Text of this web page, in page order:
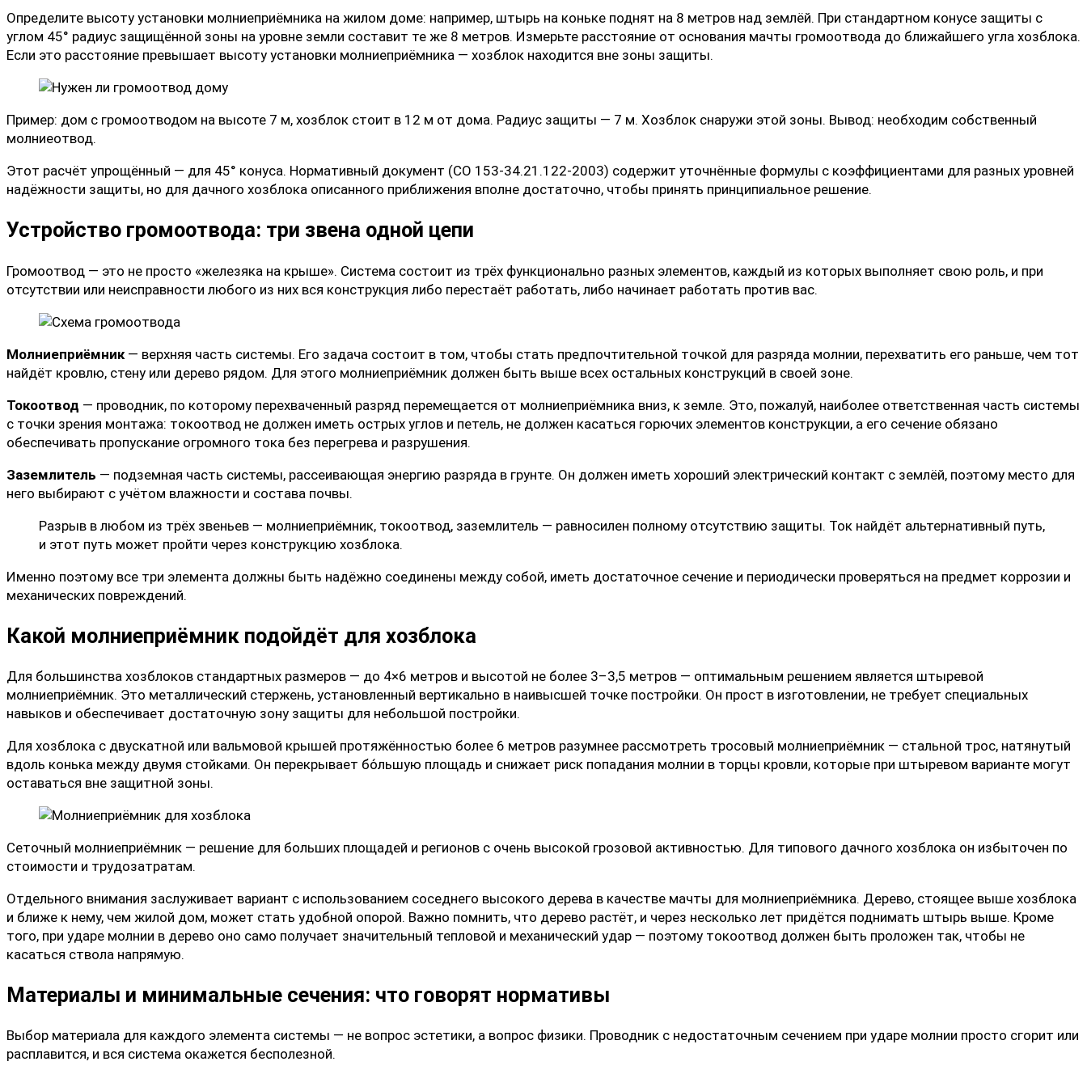
Определите высоту установки молниеприёмника на жилом доме: например, штырь на коньке поднят на 8 метров над землёй. При стандартном конусе защиты с
углом 45° радиус защищённой зоны на уровне земли составит те же 8 метров. Измерьте расстояние от основания мачты громоотвода до ближайшего угла хозблока.
Если это расстояние превышает высоту установки молниеприёмника — хозблок находится вне зоны защиты.
Пример: дом с громоотводом на высоте 7 м, хозблок стоит в 12 м от дома. Радиус защиты — 7 м. Хозблок снаружи этой зоны. Вывод: необходим собственный
молниеотвод.
Этот расчёт упрощённый — для 45° конуса. Нормативный документ (СО 153-34.21.122-2003) содержит уточнённые формулы с коэффициентами для разных уровней
надёжности защиты, но для дачного хозблока описанного приближения вполне достаточно, чтобы принять принципиальное решение.
Устройство громоотвода: три звена одной цепи
Громоотвод — это не просто «железяка на крыше». Система состоит из трёх функционально разных элементов, каждый из которых выполняет свою роль, и при
отсутствии или неисправности любого из них вся конструкция либо перестаёт работать, либо начинает работать против вас.
Молниеприёмник — верхняя часть системы. Его задача состоит в том, чтобы стать предпочтительной точкой для разряда молнии, перехватить его раньше, чем тот
найдёт кровлю, стену или дерево рядом. Для этого молниеприёмник должен быть выше всех остальных конструкций в своей зоне.
Токоотвод — проводник, по которому перехваченный разряд перемещается от молниеприёмника вниз, к земле. Это, пожалуй, наиболее ответственная часть системы
с точки зрения монтажа: токоотвод не должен иметь острых углов и петель, не должен касаться горючих элементов конструкции, а его сечение обязано
обеспечивать пропускание огромного тока без перегрева и разрушения.
Заземлитель — подземная часть системы, рассеивающая энергию разряда в грунте. Он должен иметь хороший электрический контакт с землёй, поэтому место для
него выбирают с учётом влажности и состава почвы.
Разрыв в любом из трёх звеньев — молниеприёмник, токоотвод, заземлитель — равносилен полному отсутствию защиты. Ток найдёт альтернативный путь,
и этот путь может пройти через конструкцию хозблока.
Именно поэтому все три элемента должны быть надёжно соединены между собой, иметь достаточное сечение и периодически проверяться на предмет коррозии и
механических повреждений.
Какой молниеприёмник подойдёт для хозблока
Для большинства хозблоков стандартных размеров — до 4×6 метров и высотой не более 3–3,5 метров — оптимальным решением является штыревой
молниеприёмник. Это металлический стержень, установленный вертикально в наивысшей точке постройки. Он прост в изготовлении, не требует специальных
навыков и обеспечивает достаточную зону защиты для небольшой постройки.
Для хозблока с двускатной или вальмовой крышей протяжённостью более 6 метров разумнее рассмотреть тросовый молниеприёмник — стальной трос, натянутый
вдоль конька между двумя стойками. Он перекрывает бо́льшую площадь и снижает риск попадания молнии в торцы кровли, которые при штыревом варианте могут
оставаться вне защитной зоны.
Сеточный молниеприёмник — решение для больших площадей и регионов с очень высокой грозовой активностью. Для типового дачного хозблока он избыточен по
стоимости и трудозатратам.
Отдельного внимания заслуживает вариант с использованием соседнего высокого дерева в качестве мачты для молниеприёмника. Дерево, стоящее выше хозблока
и ближе к нему, чем жилой дом, может стать удобной опорой. Важно помнить, что дерево растёт, и через несколько лет придётся поднимать штырь выше. Кроме
того, при ударе молнии в дерево оно само получает значительный тепловой и механический удар — поэтому токоотвод должен быть проложен так, чтобы не
касаться ствола напрямую.
Материалы и минимальные сечения: что говорят нормативы
Выбор материала для каждого элемента системы — не вопрос эстетики, а вопрос физики. Проводник с недостаточным сечением при ударе молнии просто сгорит или
расплавится, и вся система окажется бесполезной.